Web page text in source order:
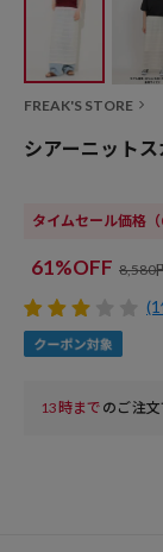
FREAK'S STORE
シアーニット
タイムセール価格
61%OFF 8,580
13時まで のご注